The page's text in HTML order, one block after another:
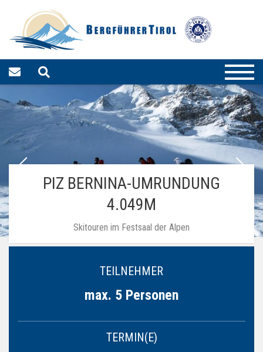
PIZ BERNINA-UMRUNDUNG
4.049M
Skitouren im Festsaal der Alpen
TEILNEHMER
max. 5 Personen
TERMIN(E)